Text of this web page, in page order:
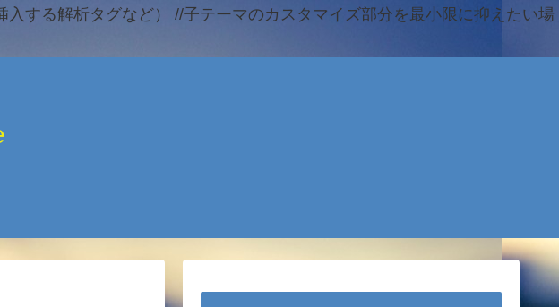
する解析タグなど） //子テーマのカスタマイズ部分を最小限に抑えたい場